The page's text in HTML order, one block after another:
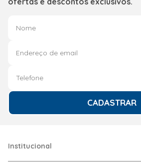
CADASTRAR
Institucional